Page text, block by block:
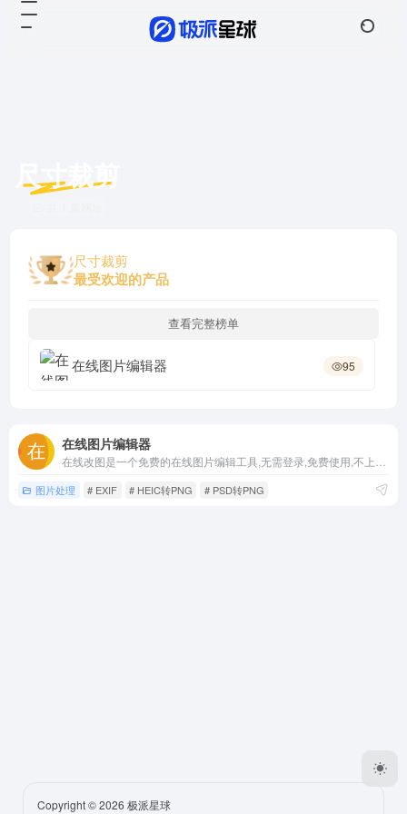
尺寸裁剪
尺寸裁剪
最受欢迎的产品
查看完整榜单
在线图片编辑器 95
在线图片编辑器
图片处理 # EXIF # HEIC转PNG # PSD转PNG
Copyright © 2026 极派星球